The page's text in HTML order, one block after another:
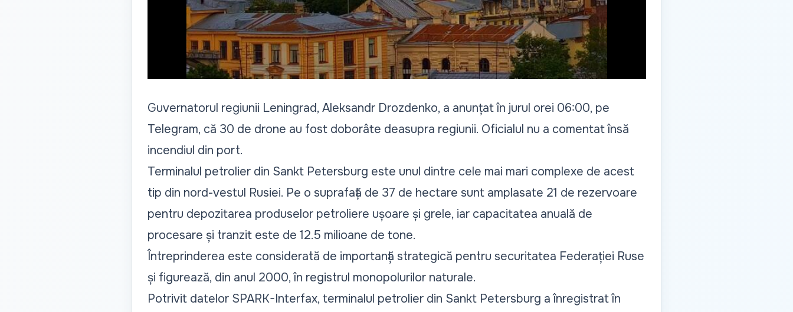
Guvernatorul regiunii Leningrad, Aleksandr Drozdenko, a anunțat în jurul orei 06:00, pe
Telegram, că 30 de drone au fost doborâte deasupra regiunii. Oficialul nu a comentat însă
incendiul din port.
Terminalul petrolier din Sankt Petersburg este unul dintre cele mai mari complexe de acest
tip din nord-vestul Rusiei. Pe o suprafață de 37 de hectare sunt amplasate 21 de rezervoare
pentru depozitarea produselor petroliere ușoare și grele, iar capacitatea anuală de
procesare și tranzit este de 12.5 milioane de tone.
Întreprinderea este considerată de importanță strategică pentru securitatea Federației Ruse
și figurează, din anul 2000, în registrul monopolurilor naturale.
Potrivit datelor SPARK-Interfax, terminalul petrolier din Sankt Petersburg a înregistrat în